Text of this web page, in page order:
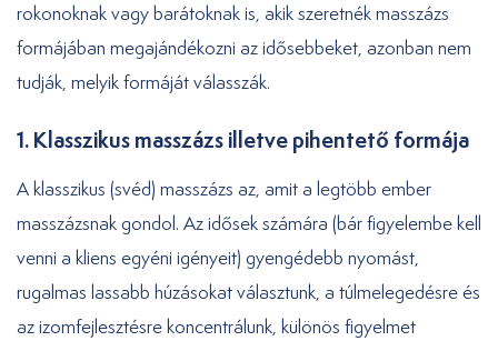
rokonoknak vagy barátoknak is, akik szeretnék masszázs
formájában megajándékozni az idősebbeket, azonban nem
tudják, melyik formáját válasszák.
1. Klasszikus masszázs illetve pihentető formája
A klasszikus (svéd) masszázs az, amit a legtöbb ember
masszázsnak gondol. Az idősek számára (bár figyelembe kell
venni a kliens egyéni igényeit) gyengédebb nyomást,
rugalmas lassabb húzásokat választunk, a túlmelegedésre és
az izomfejlesztésre koncentrálunk, különös figyelmet